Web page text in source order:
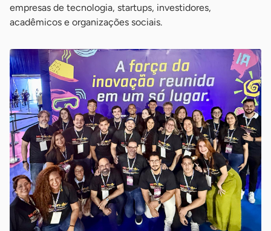
empresas de tecnologia, startups, investidores,
acadêmicos e organizações sociais.